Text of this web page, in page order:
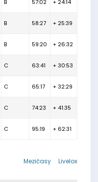
B 57:02 + 24:14
B 58:27 + 25:39
B 59:20 + 26:32
C 63:41 + 30:53
C 65:17 + 32:29
C 74:23 + 41:35
C 95:19 + 62:31
Livelox
Mezičasy